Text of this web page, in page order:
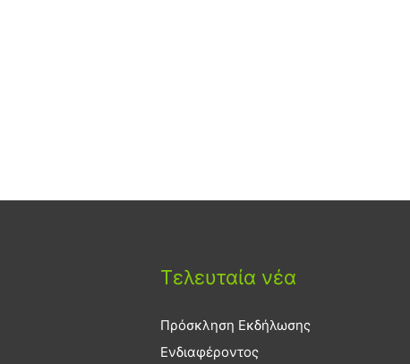
Τελευταία νέα
Πρόσκληση Εκδήλωσης
Ενδιαφέροντος